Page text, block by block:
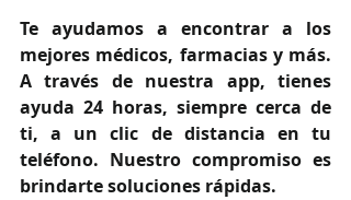
Te ayudamos a encontrar a los
mejores médicos, farmacias y más.
A través de nuestra app, tienes
ayuda 24 horas, siempre cerca de
ti, a un clic de distancia en tu
teléfono. Nuestro compromiso es
brindarte soluciones rápidas.